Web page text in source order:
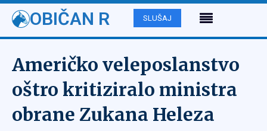
OBIČAN R SLUŠAJ
Američko veleposlanstvo
oštro kritiziralo ministra
obrane Zukana Heleza